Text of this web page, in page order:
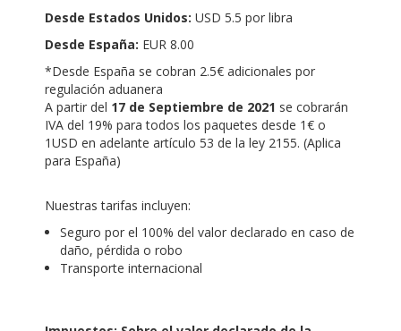
Desde Estados Unidos: USD 5.5 por libra
Desde España: EUR 8.00
*Desde España se cobran 2.5€ adicionales por
regulación aduanera
A partir del 17 de Septiembre de 2021 se cobrarán
IVA del 19% para todos los paquetes desde 1€ o
1USD en adelante artículo 53 de la ley 2155. (Aplica
para España)
Nuestras tarifas incluyen:
Seguro por el 100% del valor declarado en caso de
daño, pérdida o robo
Transporte internacional